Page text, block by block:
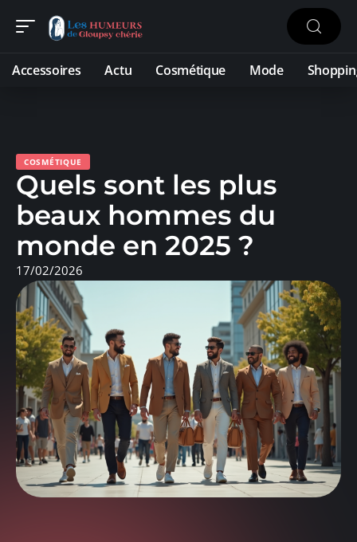
Accessoires Actu Cosmétique Mode
COSMÉTIQUE
Quels sont les plus
beaux hommes du
monde en 2025 ?
17/02/2026